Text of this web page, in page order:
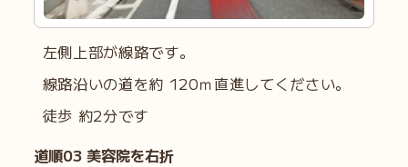
左側上部が線路です。
線路沿いの道を約 120ｍ直進してください。
徒歩 約2分です
道順03美容院を右折